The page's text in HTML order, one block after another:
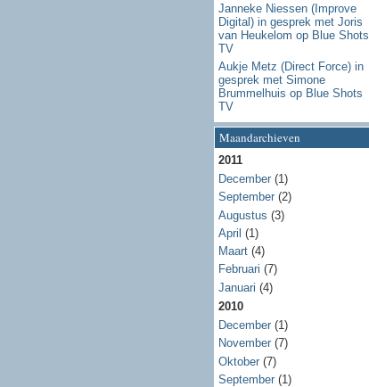
Janneke Niessen (Improve
Digital) in gesprek met Joris
van Heukelom op Blue Shots
TV
Aukje Metz (Direct Force) in
gesprek met Simone
Brummelhuis op Blue Shots
TV
Maandarchieven
2011
December(1)
September(2)
Augustus (3)
April (1)
Maart(4)
Februari (7)
Januari (4)
2010
December(1)
November(7)
Oktober(7)
September(1)